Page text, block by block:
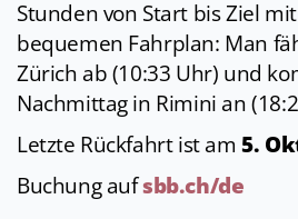
Stunden von Start bis Ziel
bequemen Fahrplan: Man
Zürich ab (10:33 Uhr) und
Nachmittag in Rimini an
Letzte Rückfahrt ist am5.
Buchung aufsbb.ch/de